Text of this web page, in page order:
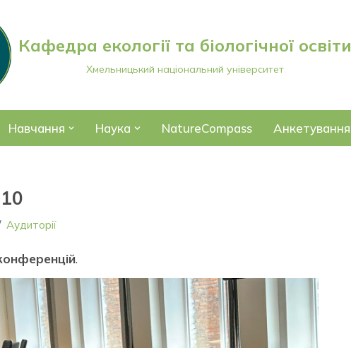
Кафедра екології та біологічної освіти
Хмельницький національний університет
Навчання Наука NatureCompass Анкетування
Аудиторії
.